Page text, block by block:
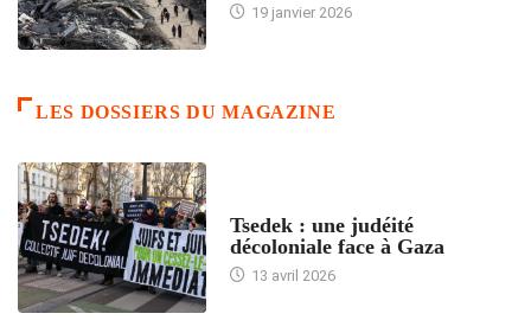
19 janvier 2026
LES DOSSIERS DU MAGAZINE
Tsedek : une judéité
décoloniale face à Gaza
13 avril 2026